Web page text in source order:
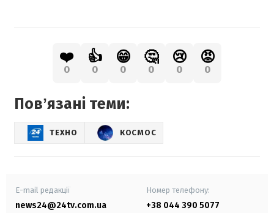
❤️
0
👍
0
😁
0
🤔
0
😢
0
😡
0
Повʼязані теми:
ТЕХНО КОСМОС
E-mail редакції
news24@24tv.com.ua
Номер телефону:
+38 044 390 5077